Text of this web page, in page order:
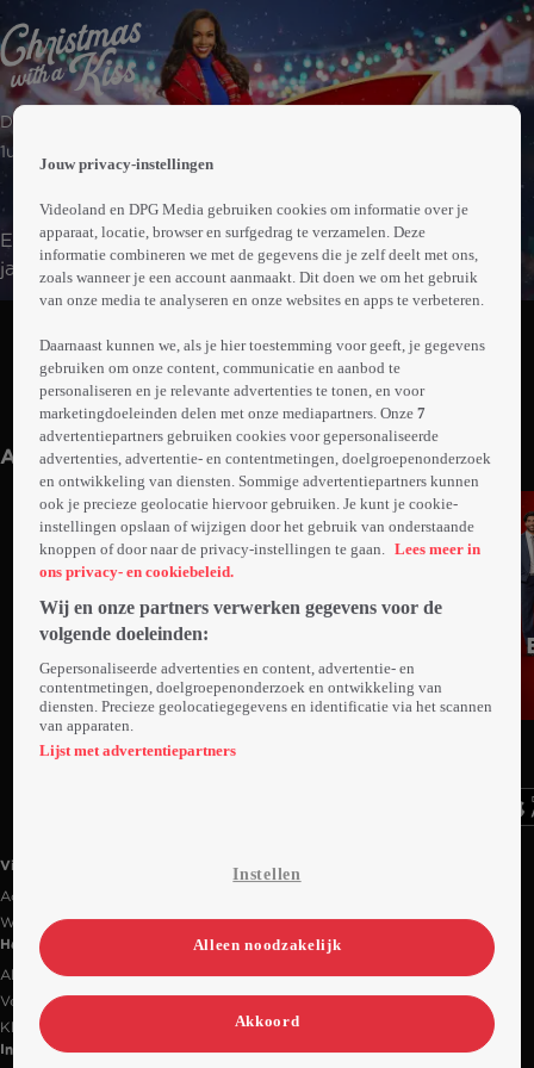
Drama | Komedie
1uur23min
Een vrouw keert terug naar huis om te helpen met de
jaarlijkse kerstviering van haar familie. Daar bloeit een
romance op, terwijl een fotojournalist een bijzondere
Abonneren op Videoland
Meer
info
Anderen kijken ook
Ga
naar
Videoland
Actiecode
Werken bij RTL
Handige links
Alle films & series
Veelgestelde vragen
Klantenservice
Informatie
Jouw privacy-instellingen
Videoland en DPG Media gebruiken cookies om informatie over je
apparaat, locatie, browser en surfgedrag te verzamelen. Deze
informatie combineren we met de gegevens die je zelf deelt met ons,
zoals wanneer je een account aanmaakt. Dit doen we om het gebruik
van onze media te analyseren en onze websites en apps te verbeteren.
Daarnaast kunnen we, als je hier toestemming voor geeft, je gegevens
gebruiken om onze content, communicatie en aanbod te
personaliseren en je relevante advertenties te tonen, en voor
marketingdoeleinden delen met onze mediapartners. Onze7
advertentiepartners gebruiken cookies voor gepersonaliseerde
advertenties, advertentie- en contentmetingen, doelgroepenonderzoek
en ontwikkeling van diensten. Sommige advertentiepartners kunnen
ook je precieze geolocatie hiervoor gebruiken. Je kunt je cookie-
instellingen opslaan of wijzigen door het gebruik van onderstaande
knoppen of door naar de privacy-instellingen te gaan.
Lees meer in
ons privacy- en cookiebeleid.
Wij en onze partners verwerken gegevens voor de
volgende doeleinden:
Gepersonaliseerde advertenties en content, advertentie- en
contentmetingen, doelgroepenonderzoek en ontwikkeling van
diensten. Precieze geolocatiegegevens en identificatie via het scannen
van apparaten.
Lijst met advertentiepartners
Instellen
Alleen noodzakelijk
Akkoord